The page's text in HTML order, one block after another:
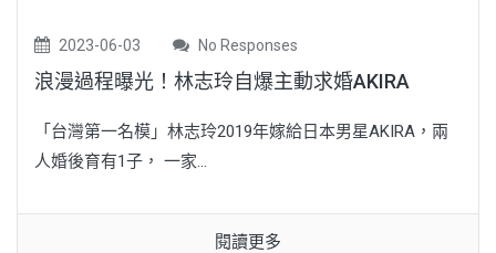
2023-06-03 No Responses
浪漫過程曝光！林志玲自爆主動求婚AKIRA
「台灣第一名模」林志玲2019年嫁給日本男星AKIRA，兩
人婚後育有1子， 一家...
閱讀更多